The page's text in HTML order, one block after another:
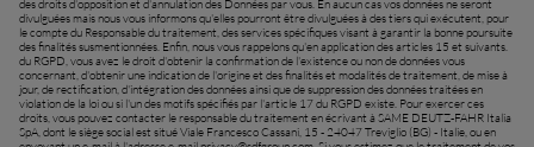
des droits d'opposition et d'annulation des Données par vous. En aucun cas vos données ne seront
divulguées mais nous vous informons qu'elles pourront être divulguées à des tiers qui exécutent, pour
le compte du Responsable du traitement, des services spécifiques visant à garantir la bonne poursuite
des finalités susmentionnées. Enfin, nous vous rappelons qu'en application des articles 15 et suivants.
du RGPD, vous avez le droit d'obtenir la confirmation de l'existence ou non de données vous
concernant, d'obtenir une indication de l'origine et des finalités et modalités de traitement, de mise à
jour, de rectification, d'intégration des données ainsi que de suppression des données traitées en
violation de la loi ou si l'un des motifs spécifiés par l'article 17 du RGPD existe. Pour exercer ces
droits, vous pouvez contacter le responsable du traitement en écrivant à SAME DEUTZ-FAHR Italia
SpA, dont le siège social est situé Viale Francesco Cassani, 15 - 24047 Treviglio (BG) - Italie, ou en